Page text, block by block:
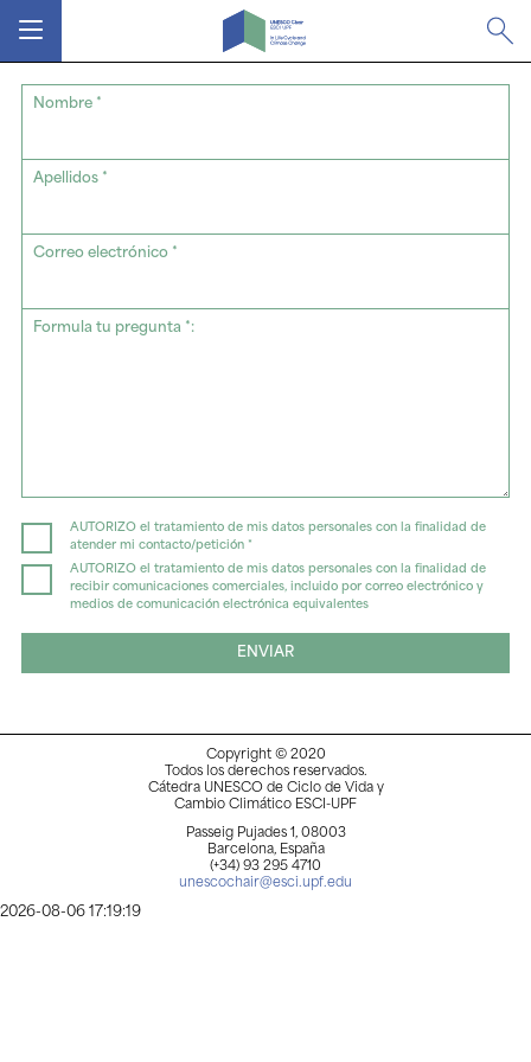
MENÚ
Nombre *
Apellidos *
Correo electrónico *
Formula tu pregunta *:
AUTORIZO el tratamiento de mis datos personales con la finalidad de
atender mi contacto/petición *
AUTORIZO el tratamiento de mis datos personales con la finalidad de
recibir comunicaciones comerciales, incluido por correo electrónico y
medios de comunicación electrónica equivalentes
ENVIAR
Copyright © 2020
Todos los derechos reservados.
Cátedra UNESCO de Ciclo de Vida y
Cambio Climático ESCI-UPF
Passeig Pujades 1, 08003
Barcelona, España
(+34) 93 295 4710
unescochair@esci.upf.edu
2026-08-06 17:19:19